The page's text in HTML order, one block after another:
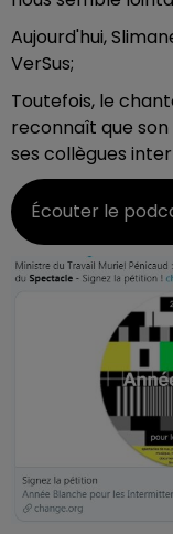
Aujourd'hui,
VerSus;
Toutefois, le
reconnaît que
ses collègues
Écouter le